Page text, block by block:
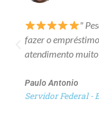
"
fazer o
atendimento
Paulo Antonio
Servidor Federal -